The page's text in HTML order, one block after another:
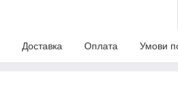
Доставка Оплата Умови